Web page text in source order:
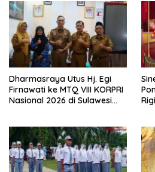
Dharmasraya Utus Hj. Egi
Firnawati ke MTQ VIII KORPRI
Nasional 2026 di Sulawesi